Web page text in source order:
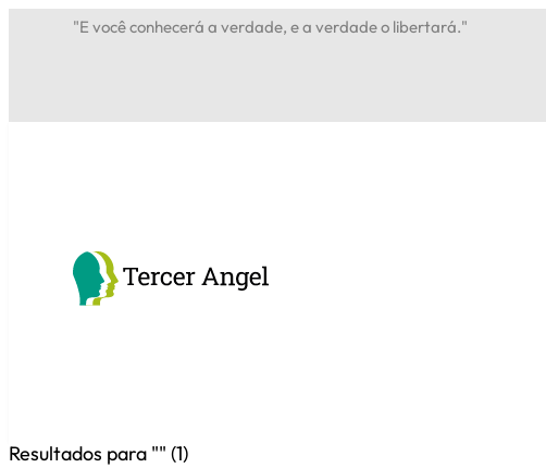
"E você conhecerá a verdade, e a verdade o libertará."
Resultados para "" (1)